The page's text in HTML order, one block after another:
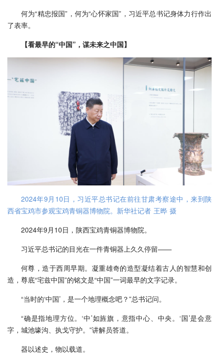
何为“精忠报国”，何为“心怀家国”，习近平总书记身体力行作出
了表率。
【看最早的“中国”，谋未来之中国】
2024年9月10日，习近平总书记在前往甘肃考察途中，来到陕
西省宝鸡市参观宝鸡青铜器博物院。新华社记者 王晔 摄
2024年9月10日，陕西宝鸡青铜器博物院。
习近平总书记的目光在一件青铜器上久久停留——
何尊，造于西周早期。凝重雄奇的造型凝结着古人的智慧和创
造，尊底“宅兹中国”的铭文是“中国”一词最早的文字记录。
“当时的‘中国’，是一个地理概念吧？”总书记问。
“确是指地理方位。‘中’如旌旗，意指中心、中央。‘国’是会意
字，城池壕沟、执戈守护。”讲解员答道。
器以述史，物以载道。